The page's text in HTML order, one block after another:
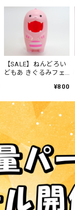
【SALE】ねんどろい
どもあ きぐるみフェ
ンクきょうりゅう¥800